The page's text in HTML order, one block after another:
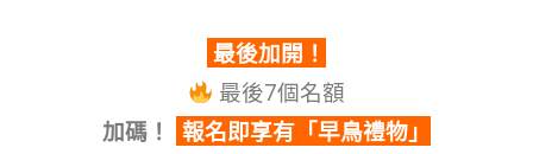
最後加開！
最後7個名額
加碼！
報名即享有「早鳥禮物」